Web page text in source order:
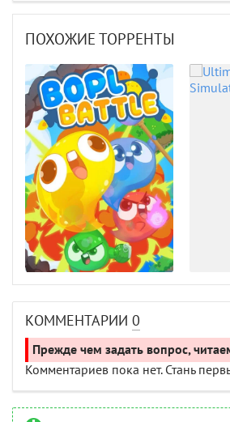
ПОХОЖИЕ ТОРРЕНТЫ
КОММЕНТАРИИ 0
Прежде чем задать вопрос,
Комментариев пока нет. Стань